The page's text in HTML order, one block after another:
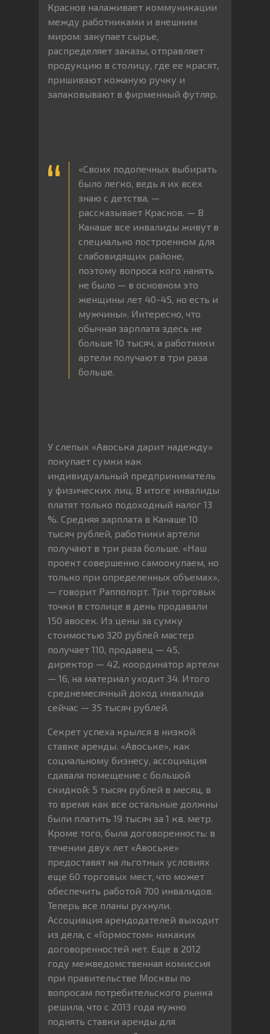
Краснов налаживает коммуникации
между работниками и внешним
миром: закупает сырье,
распределяет заказы, отправляет
продукцию в столицу, где ее красят,
пришивают кожаную ручку и
запаковывают в фирменный футляр.
«Своих подопечных выбирать
было легко, ведь я их всех
знаю с детства, —
рассказывает Краснов. — В
Канаше все инвалиды живут в
специально построенном для
слабовидящих районе,
поэтому вопроса кого нанять
не было — в основном это
женщины лет 40-45, но есть и
мужчины». Интересно, что
обычная зарплата здесь не
больше 10 тысяч, а работники
артели получают в три раза
больше.
У слепых «Авоська дарит надежду»
покупает сумки как
индивидуальный предприниматель
у физических лиц. В итоге инвалиды
платят только подоходный налог 13
%. Средняя зарплата в Канаше 10
тысяч рублей, работники артели
получают в три раза больше. «Наш
проект совершенно самоокупаем, но
только при определенных объемах»,
— говорит Раппопорт. Три торговых
точки в столице в день продавали
150 авосек. Из цены за сумку
стоимостью 320 рублей мастер
получает 110, продавец — 45,
директор — 42, координатор артели
— 16, на материал уходит 34. Итого
среднемесячный доход инвалида
сейчас — 35 тысяч рублей.
Секрет успеха крылся в низкой
ставке аренды. «Авоське», как
социальному бизнесу, ассоциация
сдавала помещение с большой
скидкой: 5 тысяч рублей в месяц, в
то время как все остальные должны
были платить 19 тысяч за 1 кв. метр.
Кроме того, была договоренность: в
течении двух лет «Авоське»
предоставят на льготных условиях
еще 60 торговых мест, что может
обеспечить работой 700 инвалидов.
Теперь все планы рухнули.
Ассоциация арендодателей выходит
из дела, с «Гормостом» никаких
договоренностей нет. Еще в 2012
году межведомственная комиссия
при правительстве Москвы по
вопросам потребительского рынка
решила, что с 2013 года нужно
поднять ставки аренды для